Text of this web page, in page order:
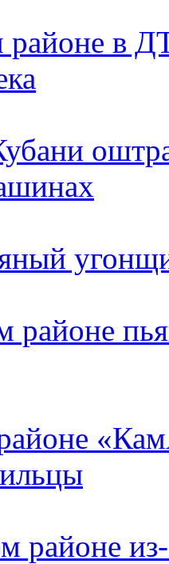
в
районе